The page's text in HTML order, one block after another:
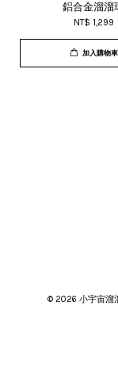
鋁合金溜溜
NT$ 1,299
加入購物車
© 2026 小宇宙溜